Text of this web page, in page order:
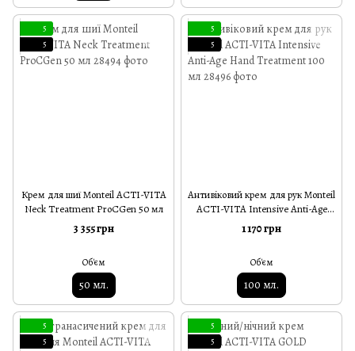
5
5
Крем для шиї Monteil ACTI-VITA
Neck Treatment ProCGen 50 мл
3 355 грн
Об'єм
50 мл.
5
5
Антивіковий крем для рук Monteil
ACTI-VITA Intensive Anti-Age
Hand Treatment 100 мл
1 170 грн
Об'єм
100 мл.
5
5
5
5